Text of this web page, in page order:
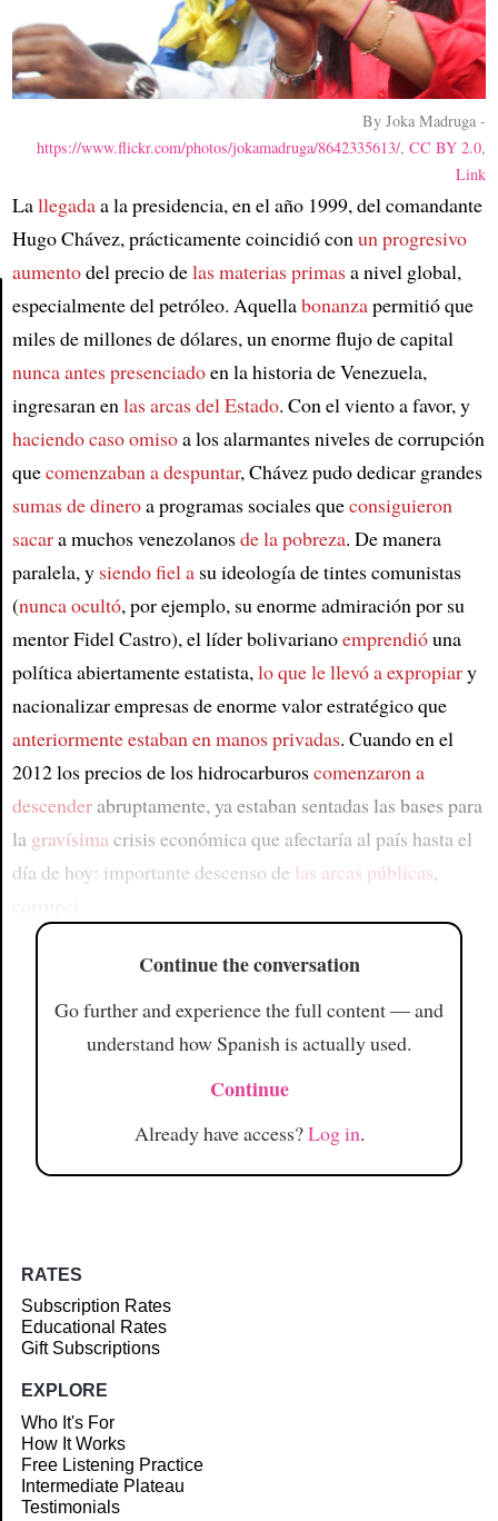
Article
By Joka Madruga -
https://www.flickr.com/photos/jokamadruga/8642335613/,CC BY 2.0,
Link
Lallegadaa la presidencia, en el año 1999, del comandante
Hugo Chávez, prácticamente coincidió con un progresivo
aumentodel precio delas materias primasa nivel global,
especialmente del petróleo. Aquellabonanzapermitió que
miles de millones de dólares, un enorme flujo de capital
nunca antes presenciadoen la historia de Venezuela,
ingresaran en las arcas del Estado. Con el viento a favor, y
haciendo caso omisoa los alarmantes niveles de corrupción
quecomenzaban a despuntar, Chávez pudo dedicar grandes
sumas de dineroa programas sociales queconsiguieron
sacara muchos venezolanosde la pobreza. De manera
paralela, y siendo fiel asu ideología de tintes comunistas
(nunca ocultó, por ejemplo, su enorme admiración por su
mentor Fidel Castro), el líder bolivarianoemprendióuna
política abiertamente estatista, lo que le llevó a expropiary
nacionalizar empresas de enorme valor estratégico que
anteriormente estaban en manos privadas. Cuando en el
2012 los precios de los hidrocarburoscomenzaron a
descenderabruptamente, ya estaban sentadas las bases para
la gravísima crisis económica que afectaría al país hasta el
día de hoy: importante descenso de las arcas públicas,
Continue the conversation
Go further and experience the full content — and
understand how Spanish is actually used.
Continue
Already have access?Log in.
RATES
Subscription Rates
Educational Rates
Gift Subscriptions
EXPLORE
Who It's For
How It Works
Free Listening Practice
Intermediate Plateau
Testimonials